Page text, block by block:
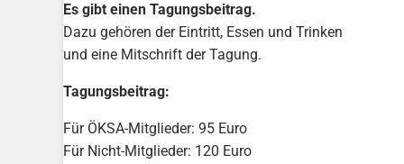
Es gibt einen Tagungsbeitrag.
Dazu gehören der Eintritt, Essen und Trinken
und eine Mitschrift der Tagung.
Tagungsbeitrag:
Für ÖKSA-Mitglieder: 95 Euro
Für Nicht-Mitglieder: 120 Euro